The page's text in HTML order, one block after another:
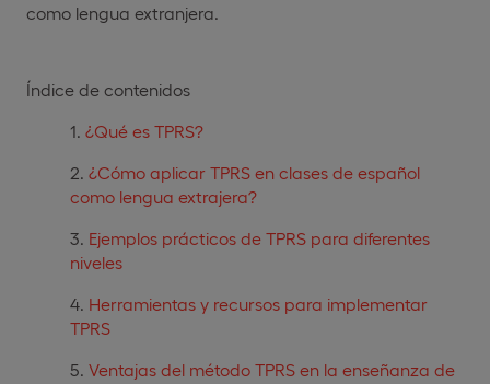
como lengua extranjera.
Índice de contenidos
¿Qué es TPRS?
¿Cómo aplicar TPRS en clases de español
como lengua extrajera?
Ejemplos prácticos de TPRS para diferentes
niveles
Herramientas y recursos para implementar
TPRS
Ventajas del método TPRS en la enseñanza de